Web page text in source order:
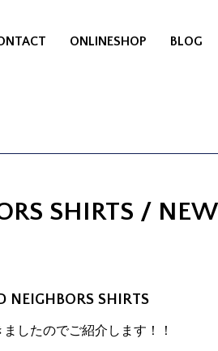
ONLINESHOP BLOG
SHIRTS / NEW
NEIGHBORS SHIRTS
したのでご紹介します！！